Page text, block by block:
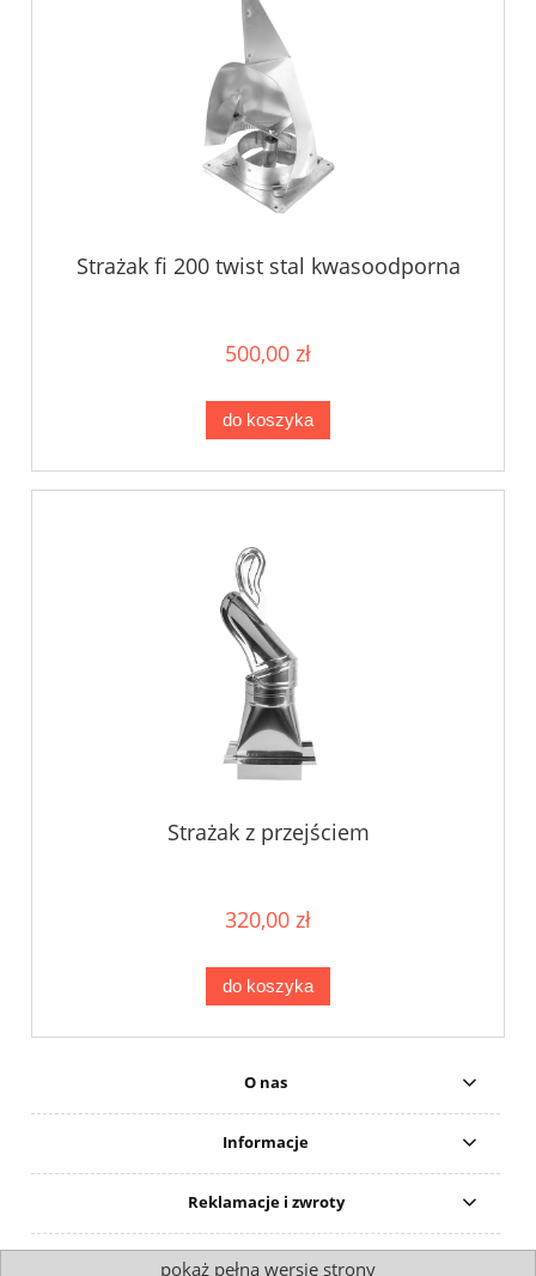
Strażak fi 200 twist stal kwasoodporna
500,00 zł
do koszyka
Strażak z przejściem
320,00 zł
do koszyka
O nas
Informacje
Reklamacje i zwroty
pokaż pełną wersję strony